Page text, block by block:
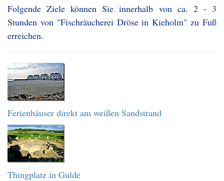
Folgende Ziele können Sie innerhalb von ca. 2 - 3
Stunden von "Fischräucherei Dröse in Kieholm" zu Fuß
erreichen.
Ferienhäuser direkt am weißen Sandstrand
Thingplatz in Gulde